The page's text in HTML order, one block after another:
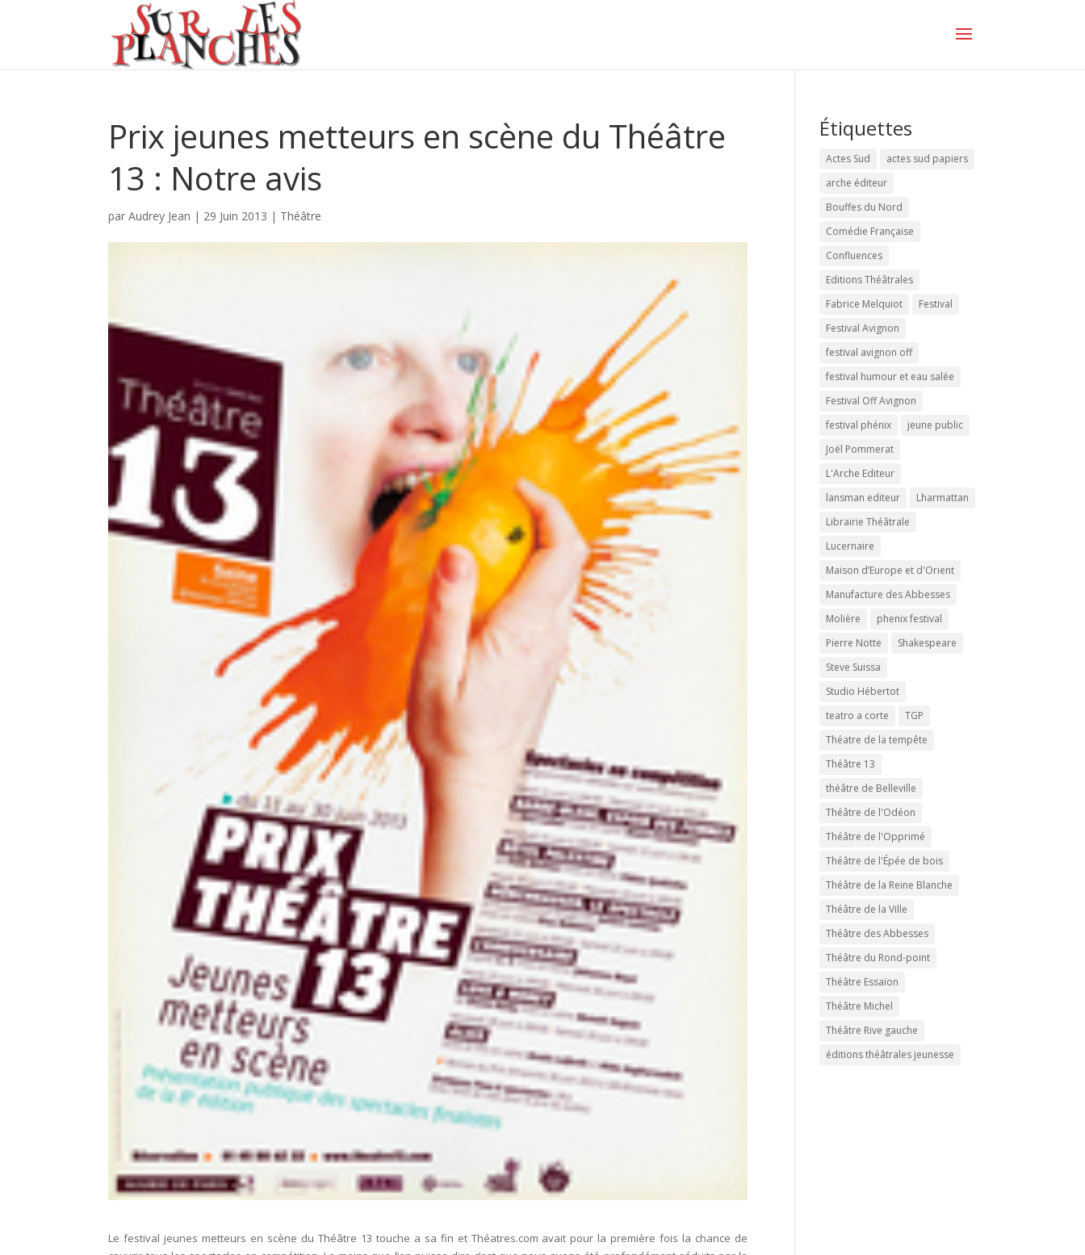
Prix jeunes metteurs en scène du Théâtre
13 : Notre avis
parAudrey Jean | 29 Juin 2013 | Théâtre
Le festival jeunes metteurs en scène du Théâtre 13 touche a sa fin et Théatres.com avait pour la première fois la chance de
Étiquettes
Actes Sud
actes sud papiers
arche éditeur
Bouffes du Nord
Comédie Française
Confluences
Editions Théâtrales
Fabrice Melquiot
Festival
Festival Avignon
festival avignon off
festival humour et eau salée
Festival Off Avignon
festival phénix
jeune public
Joël Pommerat
L'Arche Editeur
lansman editeur
Lharmattan
Librairie Théâtrale
Lucernaire
Maison d’Europe et d'Orient
Manufacture des Abbesses
Molière
phenix festival
Pierre Notte
Shakespeare
Steve Suissa
Studio Hébertot
teatro a corte
TGP
Théatre de la tempête
Théâtre 13
théâtre de Belleville
Théâtre de l'Odéon
Théâtre de l'Opprimé
Théâtre de l'Épée de bois
Théâtre de la Reine Blanche
Théâtre de la Ville
Théâtre des Abbesses
Théâtre du Rond-point
Théâtre Essaïon
Théâtre Michel
Théâtre Rive gauche
éditions théâtrales jeunesse